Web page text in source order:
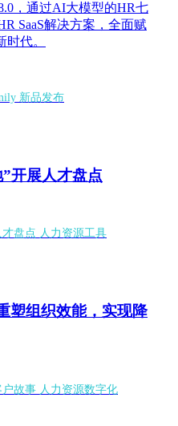
，通过AI大模型的HR七
SaaS解决方案，全面赋
代。
新品发布
开展人才盘点
才盘点 人力资源工具
塑组织效能，实现降
户故事 人力资源数字化